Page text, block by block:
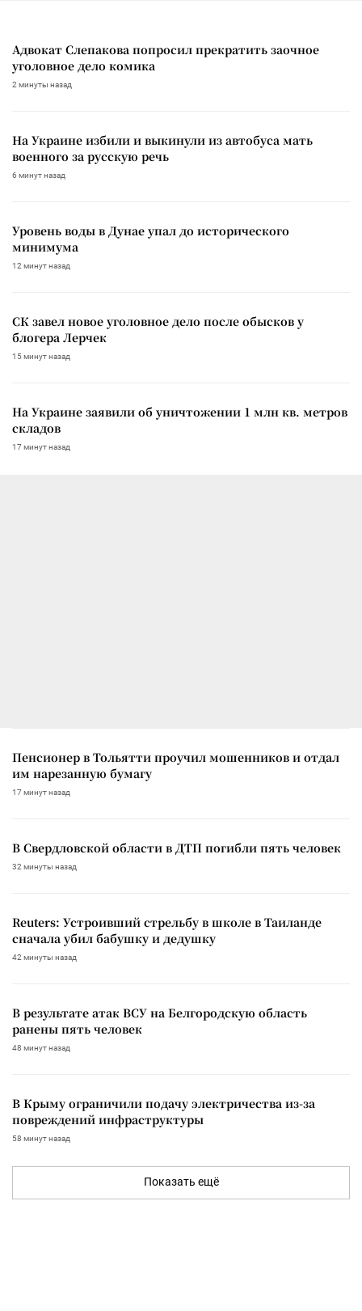
Адвокат Слепакова попросил прекратить заочное
уголовное дело комика
2 минуты назад
На Украине избили и выкинули из автобуса мать
военного за русскую речь
6 минут назад
Уровень воды в Дунае упал до исторического
минимума
12 минут назад
СК завел новое уголовное дело после обысков у
блогера Лерчек
15 минут назад
На Украине заявили об уничтожении 1 млн кв. метров
складов
17 минут назад
Пенсионер в Тольятти проучил мошенников и отдал
им нарезанную бумагу
17 минут назад
В Свердловской области в ДТП погибли пять человек
32 минуты назад
Reuters: Устроивший стрельбу в школе в Таиланде
сначала убил бабушку и дедушку
42 минуты назад
В результате атак ВСУ на Белгородскую область
ранены пять человек
48 минут назад
В Крыму ограничили подачу электричества из-за
повреждений инфраструктуры
58 минут назад
Показать ещё